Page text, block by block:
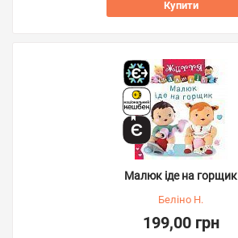
Купити
Малюк іде на горщик
Беліно Н.
199,00 грн